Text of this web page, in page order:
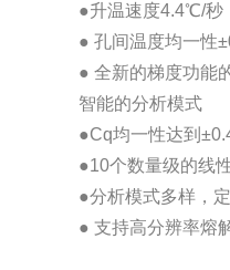
●升温速度4.4℃/秒
● 孔间温度均一性
● 全新的梯度功能
智能的分析模式
●Cq均一性达到
●10个数量级的线
●分析模式多样，
● 支持高分辨率熔